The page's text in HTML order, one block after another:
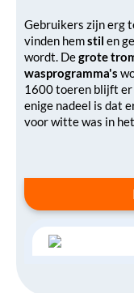
Gebruikers zijn erg
vinden hemstil en
wordt. Degrote
wasprogramma's
1600 toeren blijft er
enige nadeel is dat
voor witte was in